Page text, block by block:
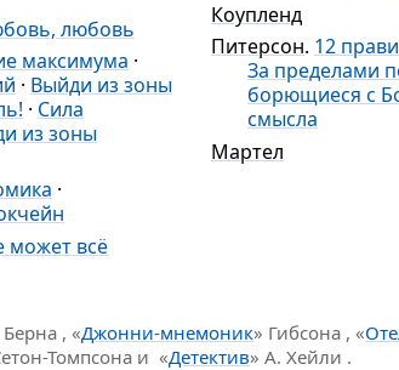
любовь
максимума ·
· Выйди из зоны
· Сила
из зоны
·
может всё
Коупленд
Питерсон. 12
За пределами
борющиеся с
смысла
Мартел
Берна , «Джонни-мнемоник» Гибсона , «
Томпсона и «Детектив» А. Хейли .